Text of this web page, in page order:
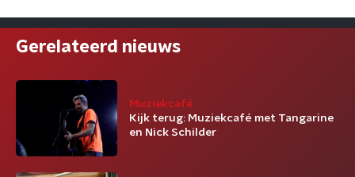
Gerelateerd nieuws
Muziekcafé
Kijk terug: Muziekcafé met Tangarine
en Nick Schilder